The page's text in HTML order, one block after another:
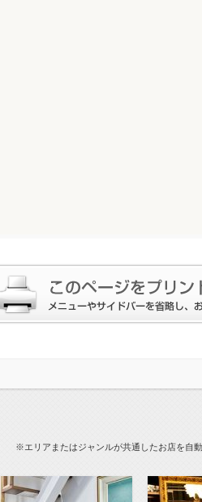
※エリアまたはジャンルが共通したお店を自